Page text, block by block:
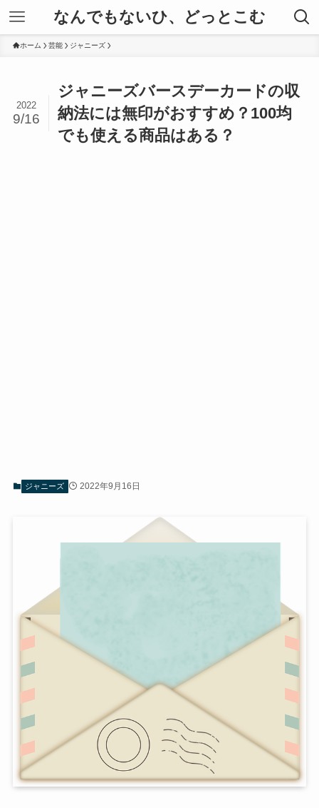
なんでもないひ、どっとこむ
ホーム 芸能 ジャニーズ
ジャニーズバースデーカードの収
納法には無印がおすすめ？100均
でも使える商品はある？
2022
9/16
ジャニーズ 2022年9月16日